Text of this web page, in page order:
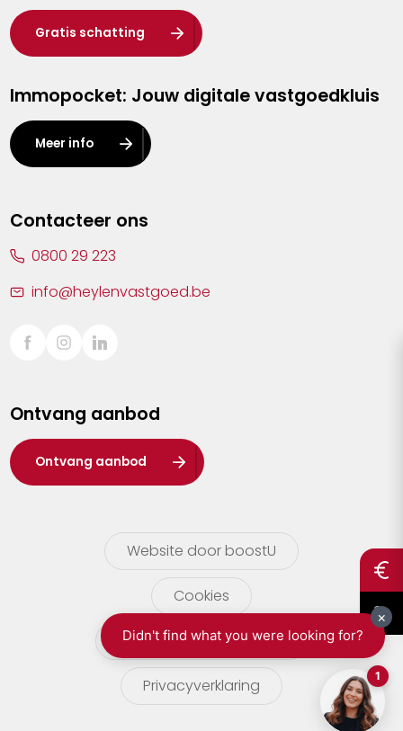
Heist-op-den-Berg
Herentals
Kalmthout
Leuven
Lier
Sint-Truiden
Waasland
Wuustwezel
Zoersel
Gratis schatting
Immopocket: Jouw digitale vastgoedkluis
Meer info
Contacteer ons
0800 29 223
info@heylenvastgoed.be
Ontvang aanbod
Ontvang aanbod
Website door boostU
Cookies
gebruikersvoorwaarden
Privacyverklaring